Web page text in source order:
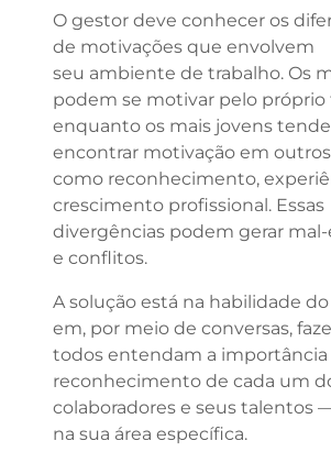
O gestor deve conhecer os
de motivações que envolvem
seu ambiente de trabalho. Os
podem se motivar pelo próprio
enquanto os mais jovens
encontrar motivação em
como reconhecimento,
crescimento profissional. Essas
divergências podem gerar
e conflitos.
A solução está na habilidade
em, por meio de conversas,
todos entendam a importância
reconhecimento de cada um
colaboradores e seus talentos
na sua área específica.